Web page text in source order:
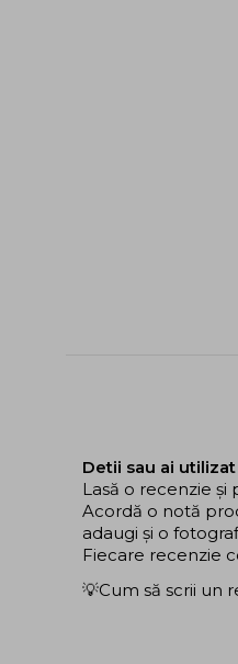
Detii sau ai
Lasă o recenzie
Acordă o notă
adaugi și o
Fiecare recenzie
💡Cum să scrii un